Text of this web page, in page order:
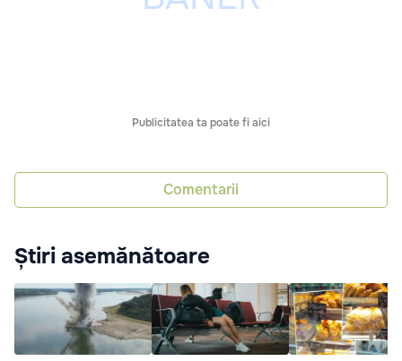
Publicitatea ta poate fi aici
Comentarii
Știri asemănătoare